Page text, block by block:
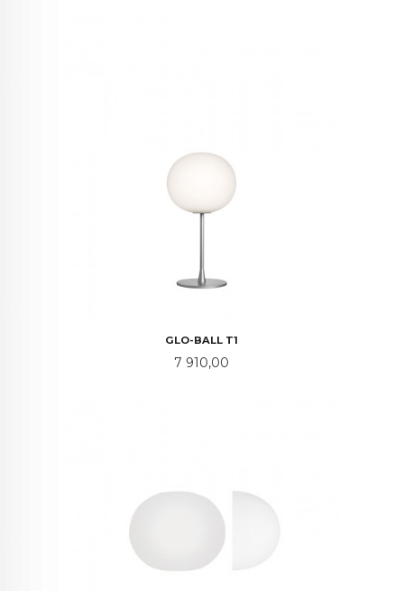
GLO-BALL T1
Pris
7 910,00